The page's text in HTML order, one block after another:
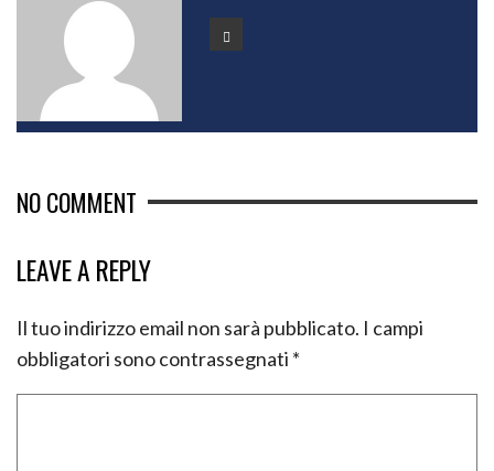
NO COMMENT
LEAVE A REPLY
Il tuo indirizzo email non sarà pubblicato. I campi
obbligatori sono contrassegnati *